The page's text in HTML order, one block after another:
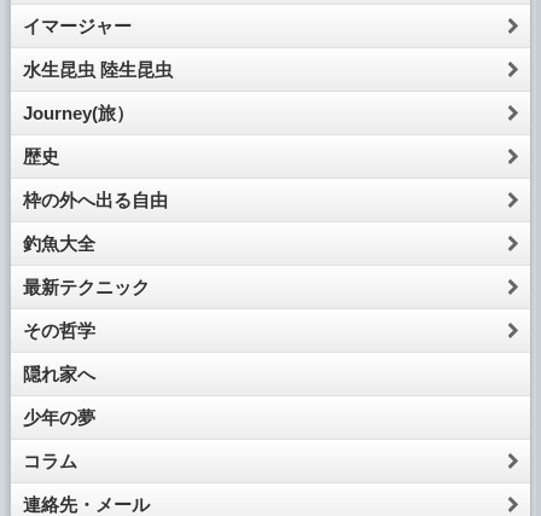
イマージャー
水生昆虫 陸生昆虫
Journey(旅）
歴史
枠の外へ出る自由
釣魚大全
最新テクニック
その哲学
隠れ家へ
少年の夢
コラム
連絡先・メール